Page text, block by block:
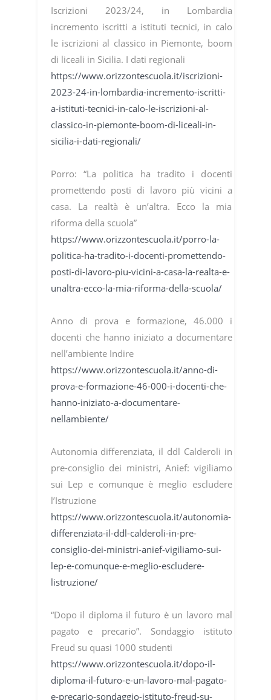
Iscrizioni 2023/24, in Lombardia
incremento iscritti a istituti tecnici, in calo
le iscrizioni al classico in Piemonte, boom
di liceali in Sicilia. I dati regionali
https://www.orizzontescuola.it/iscrizioni-
2023-24-in-lombardia-incremento-iscritti-
a-istituti-tecnici-in-calo-le-iscrizioni-al-
classico-in-piemonte-boom-di-liceali-in-
sicilia-i-dati-regionali/
Porro: “La politica ha tradito i docenti
promettendo posti di lavoro più vicini a
casa. La realtà è un’altra. Ecco la mia
riforma della scuola”
https://www.orizzontescuola.it/porro-la-
politica-ha-tradito-i-docenti-promettendo-
posti-di-lavoro-piu-vicini-a-casa-la-realta-e-
unaltra-ecco-la-mia-riforma-della-scuola/
Anno di prova e formazione, 46.000 i
docenti che hanno iniziato a documentare
nell’ambiente Indire
https://www.orizzontescuola.it/anno-di-
prova-e-formazione-46-000-i-docenti-che-
hanno-iniziato-a-documentare-
nellambiente/
Autonomia differenziata, il ddl Calderoli in
pre-consiglio dei ministri, Anief: vigiliamo
sui Lep e comunque è meglio escludere
l’Istruzione
https://www.orizzontescuola.it/autonomia-
differenziata-il-ddl-calderoli-in-pre-
consiglio-dei-ministri-anief-vigiliamo-sui-
lep-e-comunque-e-meglio-escludere-
listruzione/
“Dopo il diploma il futuro è un lavoro mal
pagato e precario”. Sondaggio istituto
Freud su quasi 1000 studenti
https://www.orizzontescuola.it/dopo-il-
diploma-il-futuro-e-un-lavoro-mal-pagato-
e-precario-sondaggio-istituto-freud-su-